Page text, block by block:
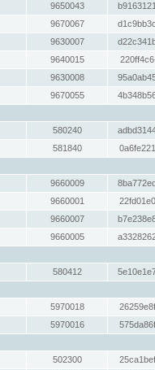
9650043
9670067
9630007
9640015
9630008
9670055
580240
581840
9660009
9660001
9660007
9660005
580412
5970018
5970016
502300